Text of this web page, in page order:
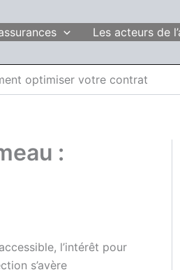
Les acteurs de
optimiser votre contrat
:
l’intérêt pour
s’avère